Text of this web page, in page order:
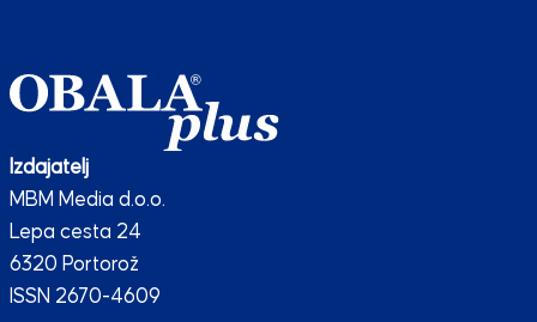
Izdajatelj
MBM Media d.o.o.
Lepa cesta 24
6320 Portorož
ISSN 2670-4609